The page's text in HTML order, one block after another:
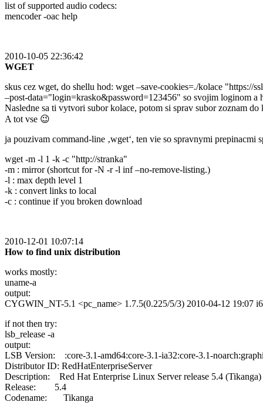
list of supported audio codecs:
mencoder -oac help
2010-10-05 22:36:42
WGET
skus cez wget, do shellu hod: wget –save-cookies=./kolace "https://
–post-data="login=krasko&password=123456" so svojim loginom a
Nasledne sa ti vytvori subor kolace, potom si sprav subor zoznam
A tot vse 😉
ja pouzivam command-line ‚wget‘, ten vie so spravnymi
wget -m -l 1 -k -c "http://stranka"
-m : mirror (shortcut for -N -r -l inf –no-remove-listing.)
-l : max depth level 1
-k : convert links to local
-c : continue if you broken download
2010-12-01 10:07:14
How to find unix distribution
works mostly:
uname-a
output:
CYGWIN_NT-5.1 <pc_name> 1.7.5(0.225/5/3) 2010-04-12 19:07
if not then try:
lsb_release -a
output:
LSB Version: :core-3.1-amd64:core-3.1-ia32:core-3.1-
Distributor ID: RedHatEnterpriseServer
Description: Red Hat Enterprise Linux Server release 5.4 (Tikanga)
Release: 5.4
Codename: Tikanga